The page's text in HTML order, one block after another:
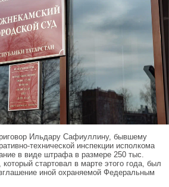
Ильдару Сафиуллину, бывшему
технической инспекции исполкома
в виде штрафа в размере 250 тыс.
стартовал в марте этого года, был
иной охраняемой Федеральным